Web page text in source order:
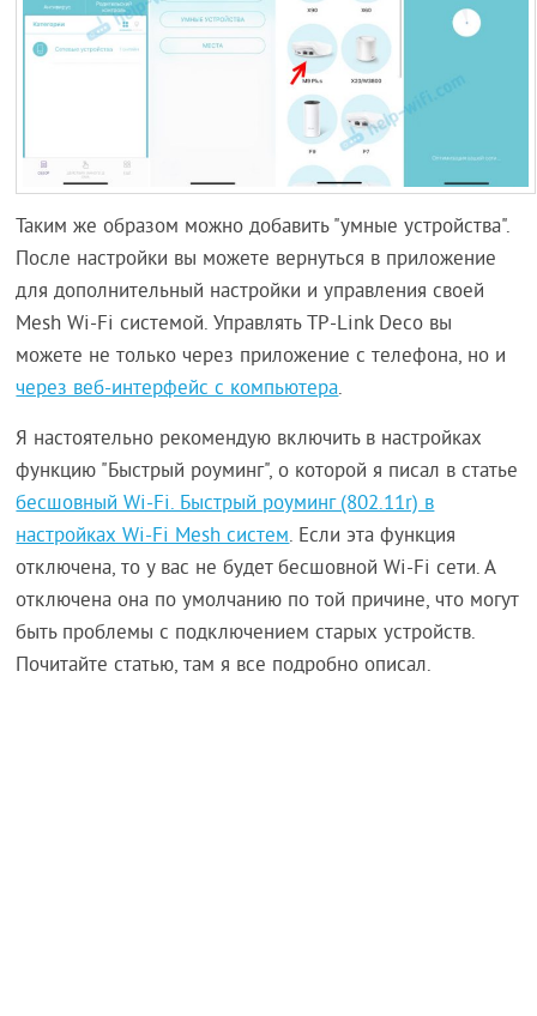
Таким же образом можно добавить "умные устройства".
После настройки вы можете вернуться в приложение
для дополнительный настройки и управления своей
Mesh Wi-Fi системой. Управлять TP-Link Deco вы
можете не только через приложение с телефона, но и
через веб-интерфейс с компьютера.
Я настоятельно рекомендую включить в настройках
функцию "Быстрый роуминг", о которой я писал в статье
бесшовный Wi-Fi. Быстрый роуминг (802.11r) в
настройках Wi-Fi Mesh систем. Если эта функция
отключена, то у вас не будет бесшовной Wi-Fi сети. А
отключена она по умолчанию по той причине, что могут
быть проблемы с подключением старых устройств.
Почитайте статью, там я все подробно описал.